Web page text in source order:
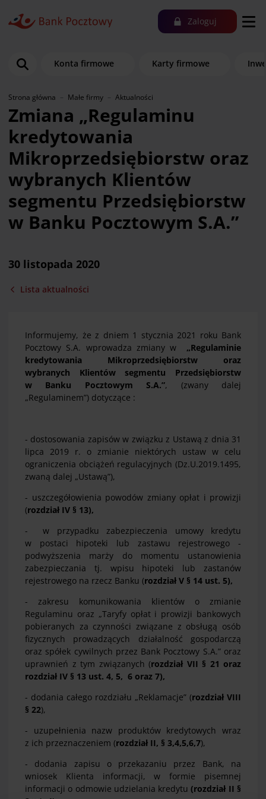
Zaloguj
Konta firmowe Karty firmowe
Strona główna Małe firmy Aktualności
Zmiana „Regulaminu
kredytowania
Mikroprzedsiębiorstw oraz
wybranych Klientów
segmentu Przedsiębiorstw
w Banku Pocztowym S.A.”
30 listopada 2020
Lista aktualności
Informujemy, że z dniem 1 stycznia 2021 roku Bank
Pocztowy S.A. wprowadza zmiany w „Regulaminie
kredytowania Mikroprzedsiębiorstw oraz
wybranych Klientów segmentu Przedsiębiorstw
w Banku Pocztowym S.A.”, (zwany dalej
„Regulaminem”) dotyczące :
- dostosowania zapisów w związku z Ustawą z dnia 31
lipca 2019 r. o zmianie niektórych ustaw w celu
ograniczenia obciążeń regulacyjnych (Dz.U.2019.1495,
zwaną dalej „Ustawą”),
- uszczegółowienia powodów zmiany opłat i prowizji
(rozdział IV § 13),
- w przypadku zabezpieczenia umowy kredytu
w postaci hipoteki lub zastawu rejestrowego -
podwyższenia marży do momentu ustanowienia
zabezpieczania tj. wpisu hipoteki lub zastanów
rejestrowego na rzecz Banku (rozdział V § 14 ust. 5),
- zakresu komunikowania klientów o zmianie
Regulaminu oraz „Taryfy opłat i prowizji bankowych
pobieranych za czynności związane z obsługą osób
fizycznych prowadzących działalność gospodarczą
oraz spółek cywilnych przez Bank Pocztowy S.A.” oraz
uprawnień z tym związanych (rozdział VII § 21 oraz
rozdział IV § 13 ust. 4, 5, 6 oraz 7),
- dodania całego rozdziału „Reklamacje” (rozdział VIII
§ 22),
- uzupełnienia nazw produktów kredytowych wraz
z ich przeznaczeniem (rozdział II, § 3,4,5,6,7),
- dodania zapisu o przekazaniu przez Bank, na
wniosek Klienta informacji, w formie pisemnej
informacji o odmowie udzielania kredytu(rozdział II §